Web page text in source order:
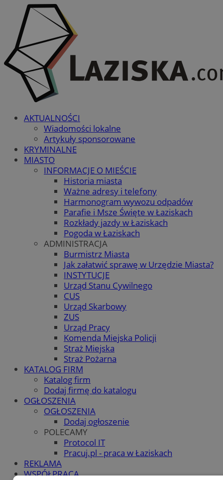
AKTUALNOŚCI
Wiadomości lokalne
Artykuły sponsorowane
KRYMINALNE
MIASTO
INFORMACJE O MIEŚCIE
Historia miasta
Ważne adresy i telefony
Harmonogram wywozu odpadów
Parafie i Msze Święte w Łaziskach
Rozkłady jazdy w Łaziskach
Pogoda w Łaziskach
ADMINISTRACJA
Burmistrz Miasta
Jak załatwić sprawę w Urzędzie Miasta?
INSTYTUCJE
Urząd Stanu Cywilnego
CUS
Urząd Skarbowy
ZUS
Urząd Pracy
Komenda Miejska Policji
Straż Miejska
Straż Pożarna
KATALOG FIRM
Katalog firm
Dodaj firmę do katalogu
OGŁOSZENIA
OGŁOSZENIA
Dodaj ogłoszenie
POLECAMY
Protocol IT
Pracuj.pl - praca w Łaziskach
REKLAMA
WSPÓŁPRACA